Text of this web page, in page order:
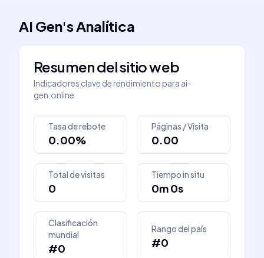
AI Gen'sAnalítica
Resumen del sitio web
Indicadores clave de rendimiento para ai-
gen.online
Tasa de rebote
0.00%
Páginas / Visita
0.00
Total de visitas
0
Tiempo in situ
0m 0s
Clasificación
mundial
#0
Rango del país
#0